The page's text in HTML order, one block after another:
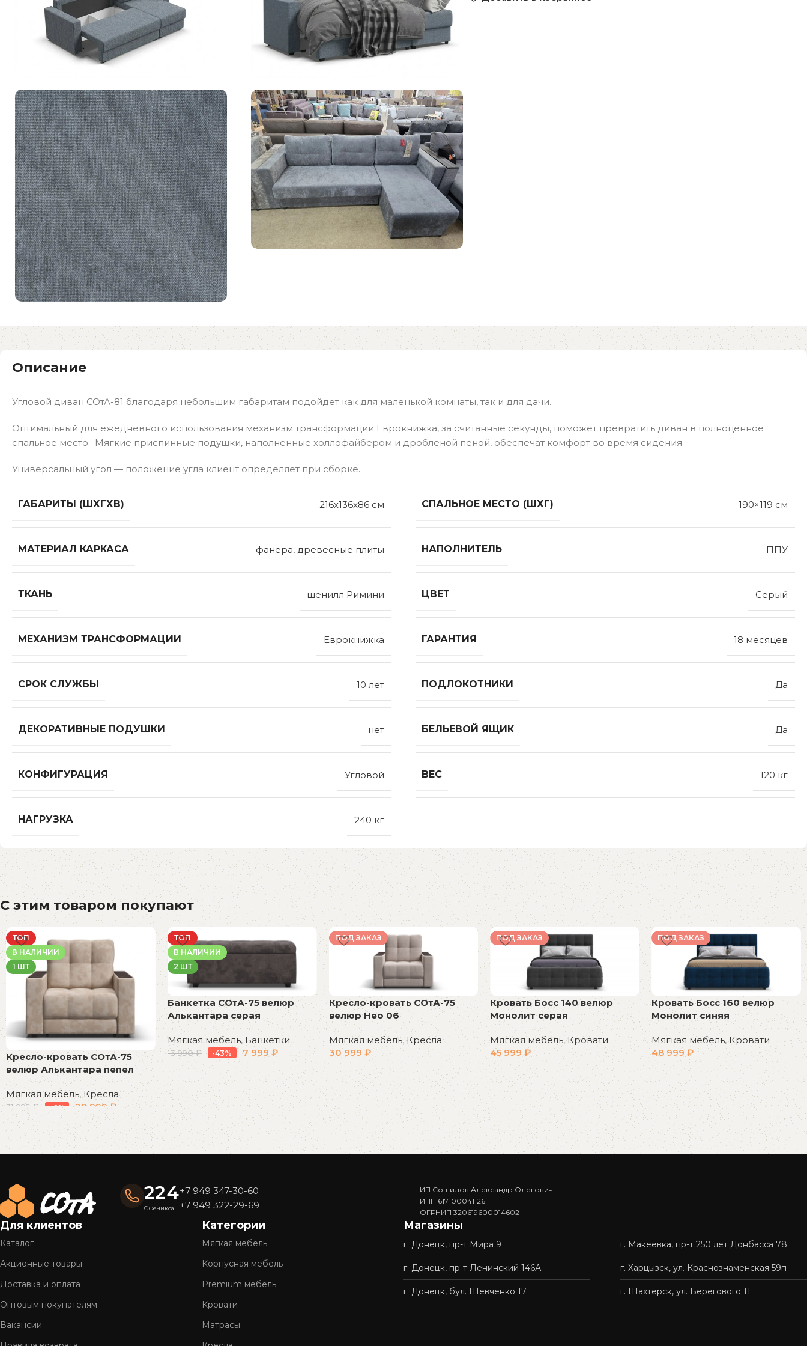
Описание
Угловой диван СОтА-81 благодаря небольшим габаритам подойдет как для маленькой комнаты, так и для дачи.
Оптимальный для ежедневного использования механизм трансформации Еврокнижка, за считанные секунды, поможет превратить диван в полноценное
спальное место. Мягкие приспинные подушки, наполненные холлофайбером и дробленой пеной, обеспечат комфорт во время сидения.
Универсальный угол — положение угла клиент определяет при сборке.
ГАБАРИТЫ (ШХГХВ) 216x136x86 см СПАЛЬНОЕ МЕСТО (ШХГ) 190×119 см
МАТЕРИАЛ КАРКАСА фанера, древесные плиты НАПОЛНИТЕЛЬ ППУ
ТКАНЬ шенилл Римини ЦВЕТ Серый
МЕХАНИЗМ ТРАНСФОРМАЦИИ Еврокнижка ГАРАНТИЯ 18 месяцев
СРОК СЛУЖБЫ 10 лет ПОДЛОКОТНИКИ Да
ДЕКОРАТИВНЫЕ ПОДУШКИ нет БЕЛЬЕВОЙ ЯЩИК Да
КОНФИГУРАЦИЯ Угловой ВЕС 120 кг
НАГРУЗКА 240 кг
С этим товаром покупают
ТОП
В НАЛИЧИИ
1 ШТ
Кресло-кровать СОтА-75
велюр Алькантара пепел
Мягкая мебель,Кресла
31 999 ₽ -6% 29 999 ₽
В корзину
ТОП
В НАЛИЧИИ
2 ШТ
Банкетка СОтА-75 велюр
Алькантара серая
Мягкая мебель, Банкетки
13 990₽ -43% 7 999 ₽
В корзину
ПОД ЗАКАЗ
Кресло-кровать СОтА-75
велюр Нео 06
Мягкая мебель,Кресла
30 999₽
В корзину
ПОД ЗАКАЗ
Кровать Босс 140 велюр
Монолит серая
Мягкая мебель,Кровати
45 999₽
В корзину
ПОД ЗАКАЗ
Кровать Босс 160 велюр
Монолит синяя
Мягкая мебель,Кровати
48 999₽
В корзину
Read More
224
С Феникса
+7 949 347-30-60
+7 949 322-29-69
ИП Сошилов Александр Олегович
ИНН 617100041126
ОГРНИП 320619600014602
Для клиентов
Каталог
Акционные товары
Доставка и оплата
Оптовым покупателям
Вакансии
Категории
Мягкая мебель
Корпусная мебель
Premium мебель
Кровати
Матрасы
Магазины
г. Донецк, пр-т Мира 9
г. Донецк, пр-т Ленинский 146А
г. Донецк, бул. Шевченко 17
г. Макеевка, пр-т 250 лет Донбасса 78
г. Харцызск, ул. Краснознаменская 59п
г. Шахтерск, ул. Берегового 11